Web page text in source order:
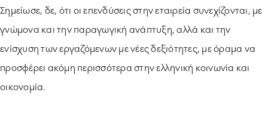
Σημείωσε, δε, ότι οι επενδύσεις στην εταιρεία συνεχίζονται, με
γνώμονα και την παραγωγική ανάπτυξη, αλλά και την
ενίσχυση των εργαζόμενων με νέες δεξιότητες, με όραμα να
προσφέρει ακόμη περισσότερα στην ελληνική κοινωνία και
οικονομία.